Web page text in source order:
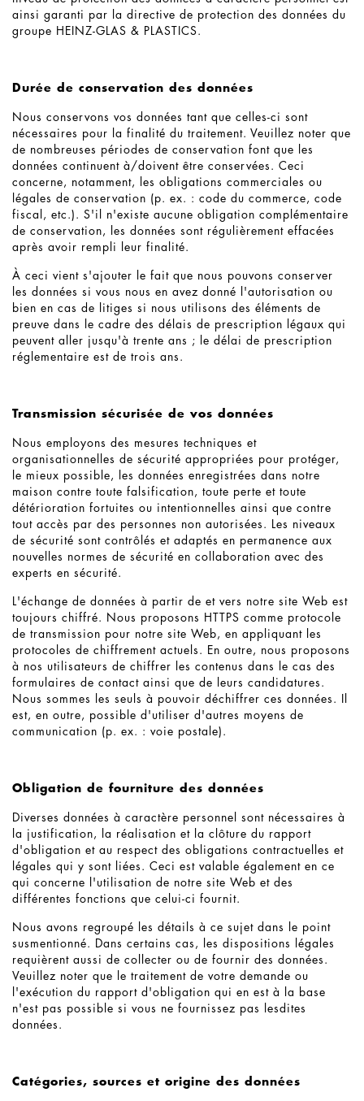
ainsi garanti par la directive de protection des données du
groupe HEINZ-GLAS & PLASTICS.
Durée de conservation des données
Nous conservons vos données tant que celles-ci sont
nécessaires pour la finalité du traitement. Veuillez noter que
de nombreuses périodes de conservation font que les
données continuent à/doivent être conservées. Ceci
concerne, notamment, les obligations commerciales ou
légales de conservation (p. ex. : code du commerce, code
fiscal, etc.). S'il n'existe aucune obligation complémentaire
de conservation, les données sont régulièrement effacées
après avoir rempli leur finalité.
À ceci vient s'ajouter le fait que nous pouvons conserver
les données si vous nous en avez donné l'autorisation ou
bien en cas de litiges si nous utilisons des éléments de
preuve dans le cadre des délais de prescription légaux qui
peuvent aller jusqu'à trente ans ; le délai de prescription
réglementaire est de trois ans.
Transmission sécurisée de vos données
Nous employons des mesures techniques et
organisationnelles de sécurité appropriées pour protéger,
le mieux possible, les données enregistrées dans notre
maison contre toute falsification, toute perte et toute
détérioration fortuites ou intentionnelles ainsi que contre
tout accès par des personnes non autorisées. Les niveaux
de sécurité sont contrôlés et adaptés en permanence aux
nouvelles normes de sécurité en collaboration avec des
experts en sécurité.
L'échange de données à partir de et vers notre site Web est
toujours chiffré. Nous proposons HTTPS comme protocole
de transmission pour notre site Web, en appliquant les
protocoles de chiffrement actuels. En outre, nous proposons
à nos utilisateurs de chiffrer les contenus dans le cas des
formulaires de contact ainsi que de leurs candidatures.
Nous sommes les seuls à pouvoir déchiffrer ces données. Il
est, en outre, possible d'utiliser d'autres moyens de
communication (p. ex. : voie postale).
Obligation de fourniture des données
Diverses données à caractère personnel sont nécessaires à
la justification, la réalisation et la clôture du rapport
d'obligation et au respect des obligations contractuelles et
légales qui y sont liées. Ceci est valable également en ce
qui concerne l'utilisation de notre site Web et des
différentes fonctions que celui-ci fournit.
Nous avons regroupé les détails à ce sujet dans le point
susmentionné. Dans certains cas, les dispositions légales
requièrent aussi de collecter ou de fournir des données.
Veuillez noter que le traitement de votre demande ou
l'exécution du rapport d'obligation qui en est à la base
n'est pas possible si vous ne fournissez pas lesdites
données.
Catégories, sources et origine des données